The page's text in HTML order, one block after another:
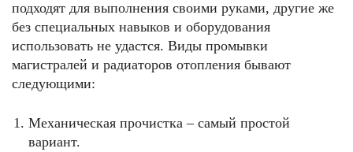
подходят для выполнения своими руками, другие же
без специальных навыков и оборудования
использовать не удастся. Виды промывки
магистралей и радиаторов отопления бывают
следующими:
Механическая прочистка – самый простой
вариант.